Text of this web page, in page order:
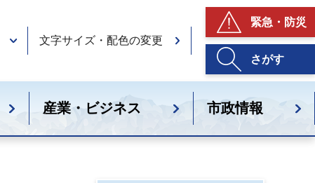
文字サイズ・配色の変更
緊急・防災
さがす
産業・ビジネス 市政情報